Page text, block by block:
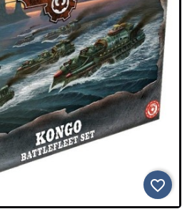
favorite_border